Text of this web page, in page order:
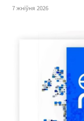
7 жніўня 2026